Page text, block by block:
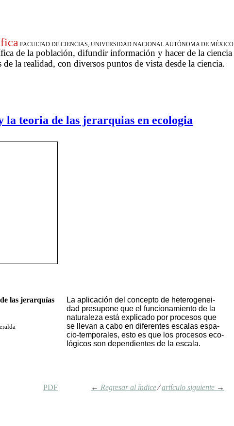
FACULTAD DE CIENCIAS, UNIVERSIDAD NACIONAL AUTÓNOMA DE MÉXICO
de la población, difundir información y hacer de la ciencia
de la realidad, con diversos puntos de vista desde la ciencia.
la teoria de las jerarquias en ecologia
las jerarquías
La apli­ca­ción del con­cep­to de he­te­ro­ge­nei­
dad pre­su­po­ne que el fun­cio­na­mien­to de la
na­tu­ra­le­za es­tá ex­pli­ca­do por pro­ce­sos que
se lle­van a ca­bo en di­fe­ren­tes es­ca­las es­pa­
cio-tem­po­ra­les, esto es que los pro­ce­sos eco­
ló­gi­cos son de­pen­dien­tes de la es­ca­la.
PDF ← Regresar al índice ⁄artículo siguiente →